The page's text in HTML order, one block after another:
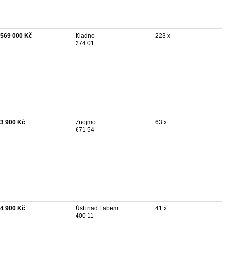
569 000 Kč
Kladno
274 01
223 x
3 900 Kč
Znojmo
671 54
63 x
4 900 Kč
Ústí nad Labem
400 11
41 x